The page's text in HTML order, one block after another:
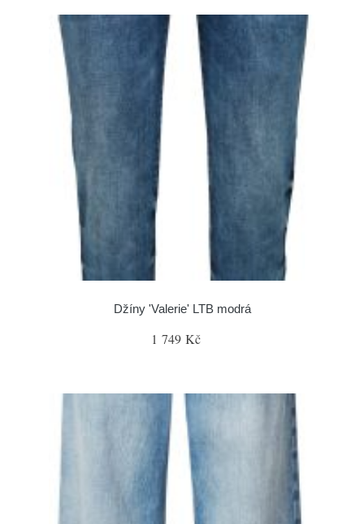
Džíny 'Valerie' LTB modrá
1 749 Kč